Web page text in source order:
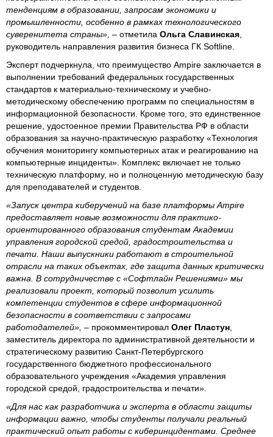
тенденциям в образовании, запросам экономики и
промышленности, особенно в рамках технологического
суверенитета страны», – отметила Ольга Славинская
руководитель направления развития бизнеса ГК Softline.
Эксперт подчеркнула, что преимущество Ampire заключается в
выполнении требований федеральных государственных
стандартов к материально-техническому и учебно-
методическому обеспечению программ по специальностям в
информационной безопасности. Кроме того, это единственное
решение, удостоенное премии Правительства РФ в области
образования за научно-практическую разработку «Технология
обучения мониторингу компьютерных атак и реагированию на
компьютерные инциденты». Комплекс включает не только
техническую платформу, но и полноценную методическую базу
для преподавателей и студентов.
«Запуск центра киберучений на базе платформы Ampire
предоставляет новые возможности для практико-
ориентированного образования студентам Академии
управления городской средой, градостроительства и
печати. Наши выпускники работают в строительной
отрасли на таких объектах, где защита данных критически
важна. В сотрудничестве с «Софтлайн Решениями» мы
реализовали проект, который позволит усилить
компетенции студентов в сфере информационной
безопасности в соответствии с запросами
работодателей», – прокомментировал Олег Пластун
заместитель директора по административной деятельности и
стратегическому развитию Санкт-Петербургского
государственного бюджетного профессионального
образовательного учреждения «Академия управления
городской средой, градостроительства и печати».
«Для нас как разработчика и эксперта в области защиты
информации важно, чтобы студенты получали реальный
практический опыт работы с киберинцидентами. Среднее